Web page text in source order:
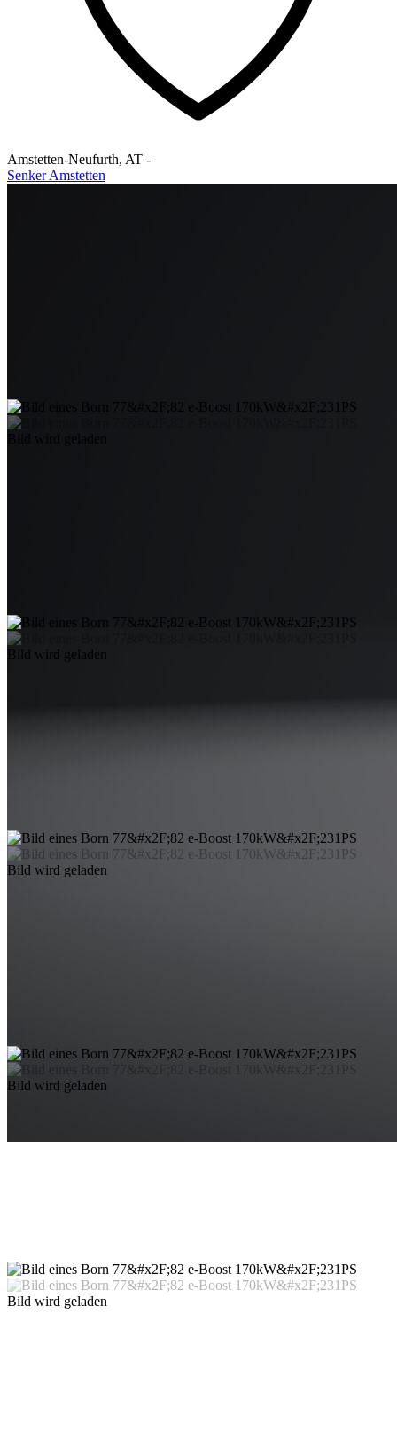
Amstetten-Neufurth, AT -
Senker Amstetten
Bild wird geladen
Bild wird geladen
Bild wird geladen
Bild wird geladen
Bild wird geladen